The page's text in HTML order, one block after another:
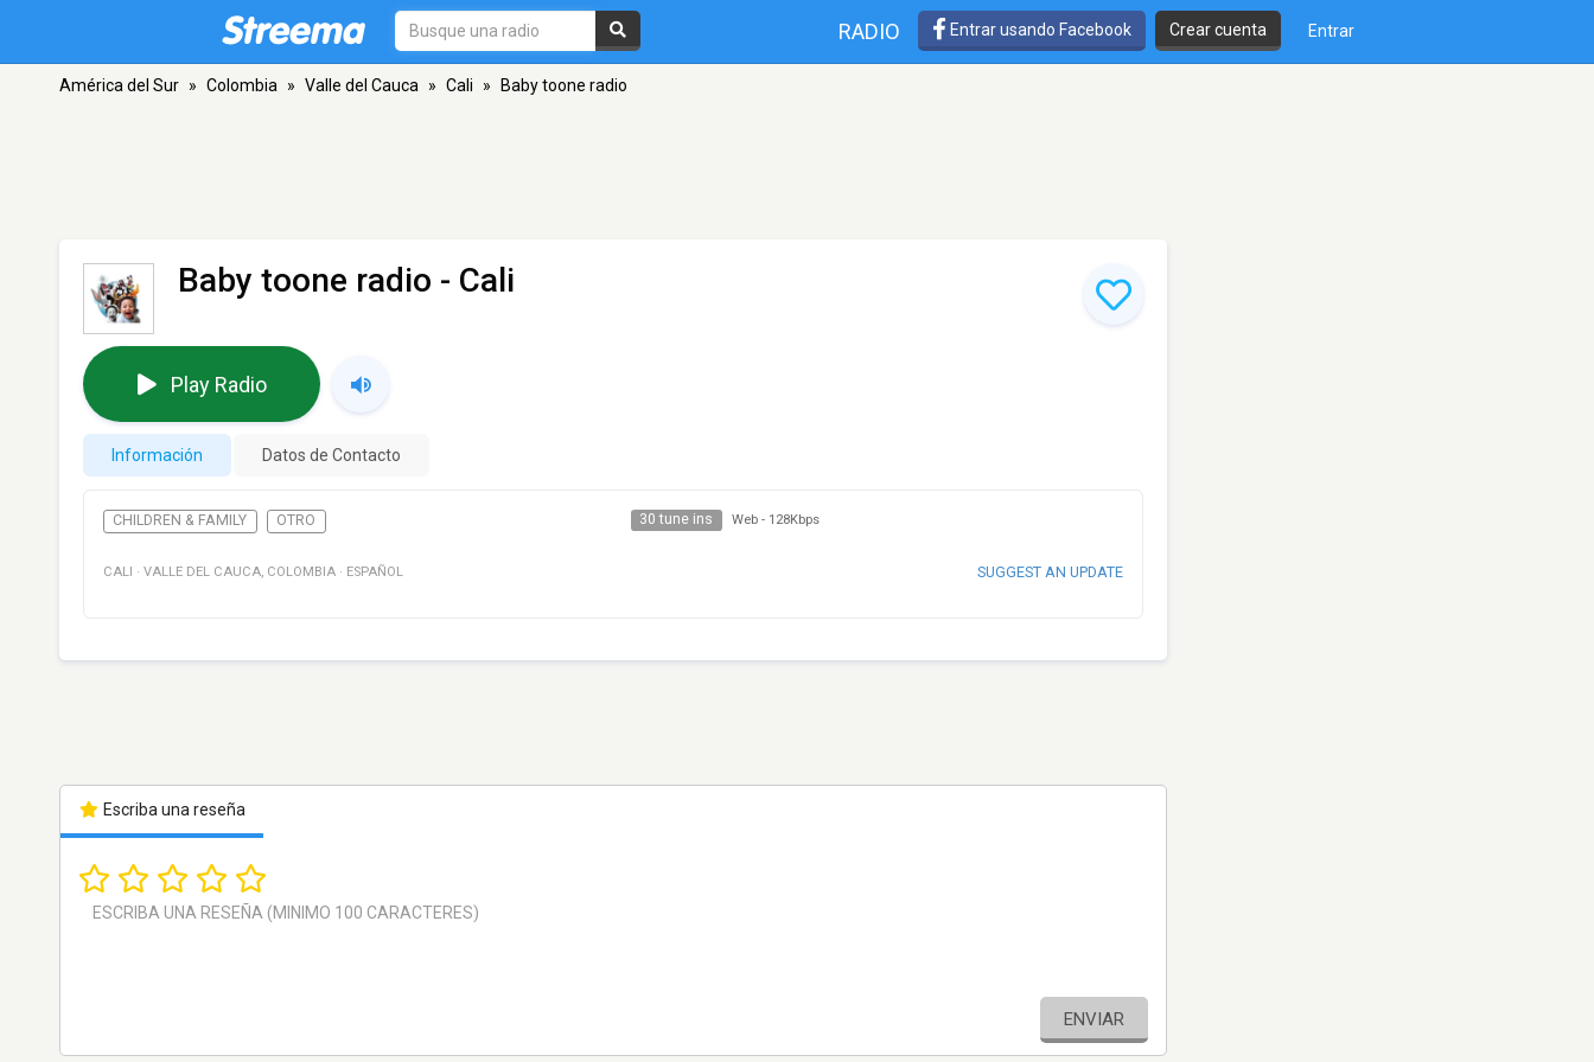
RADIO Entrar usando Facebook Crear cuenta Entrar
América del Sur » Colombia » Valle del Cauca » Cali » Baby toone radio
Baby toone radio - Cali
Play Radio
Información Datos de Contacto
CHILDREN & FAMILY OTRO 30 tune ins Web - 128Kbps
CALI · VALLE DEL CAUCA, COLOMBIA · ESPAÑOL SUGGEST AN UPDATE
Escriba una reseña
ENVIAR